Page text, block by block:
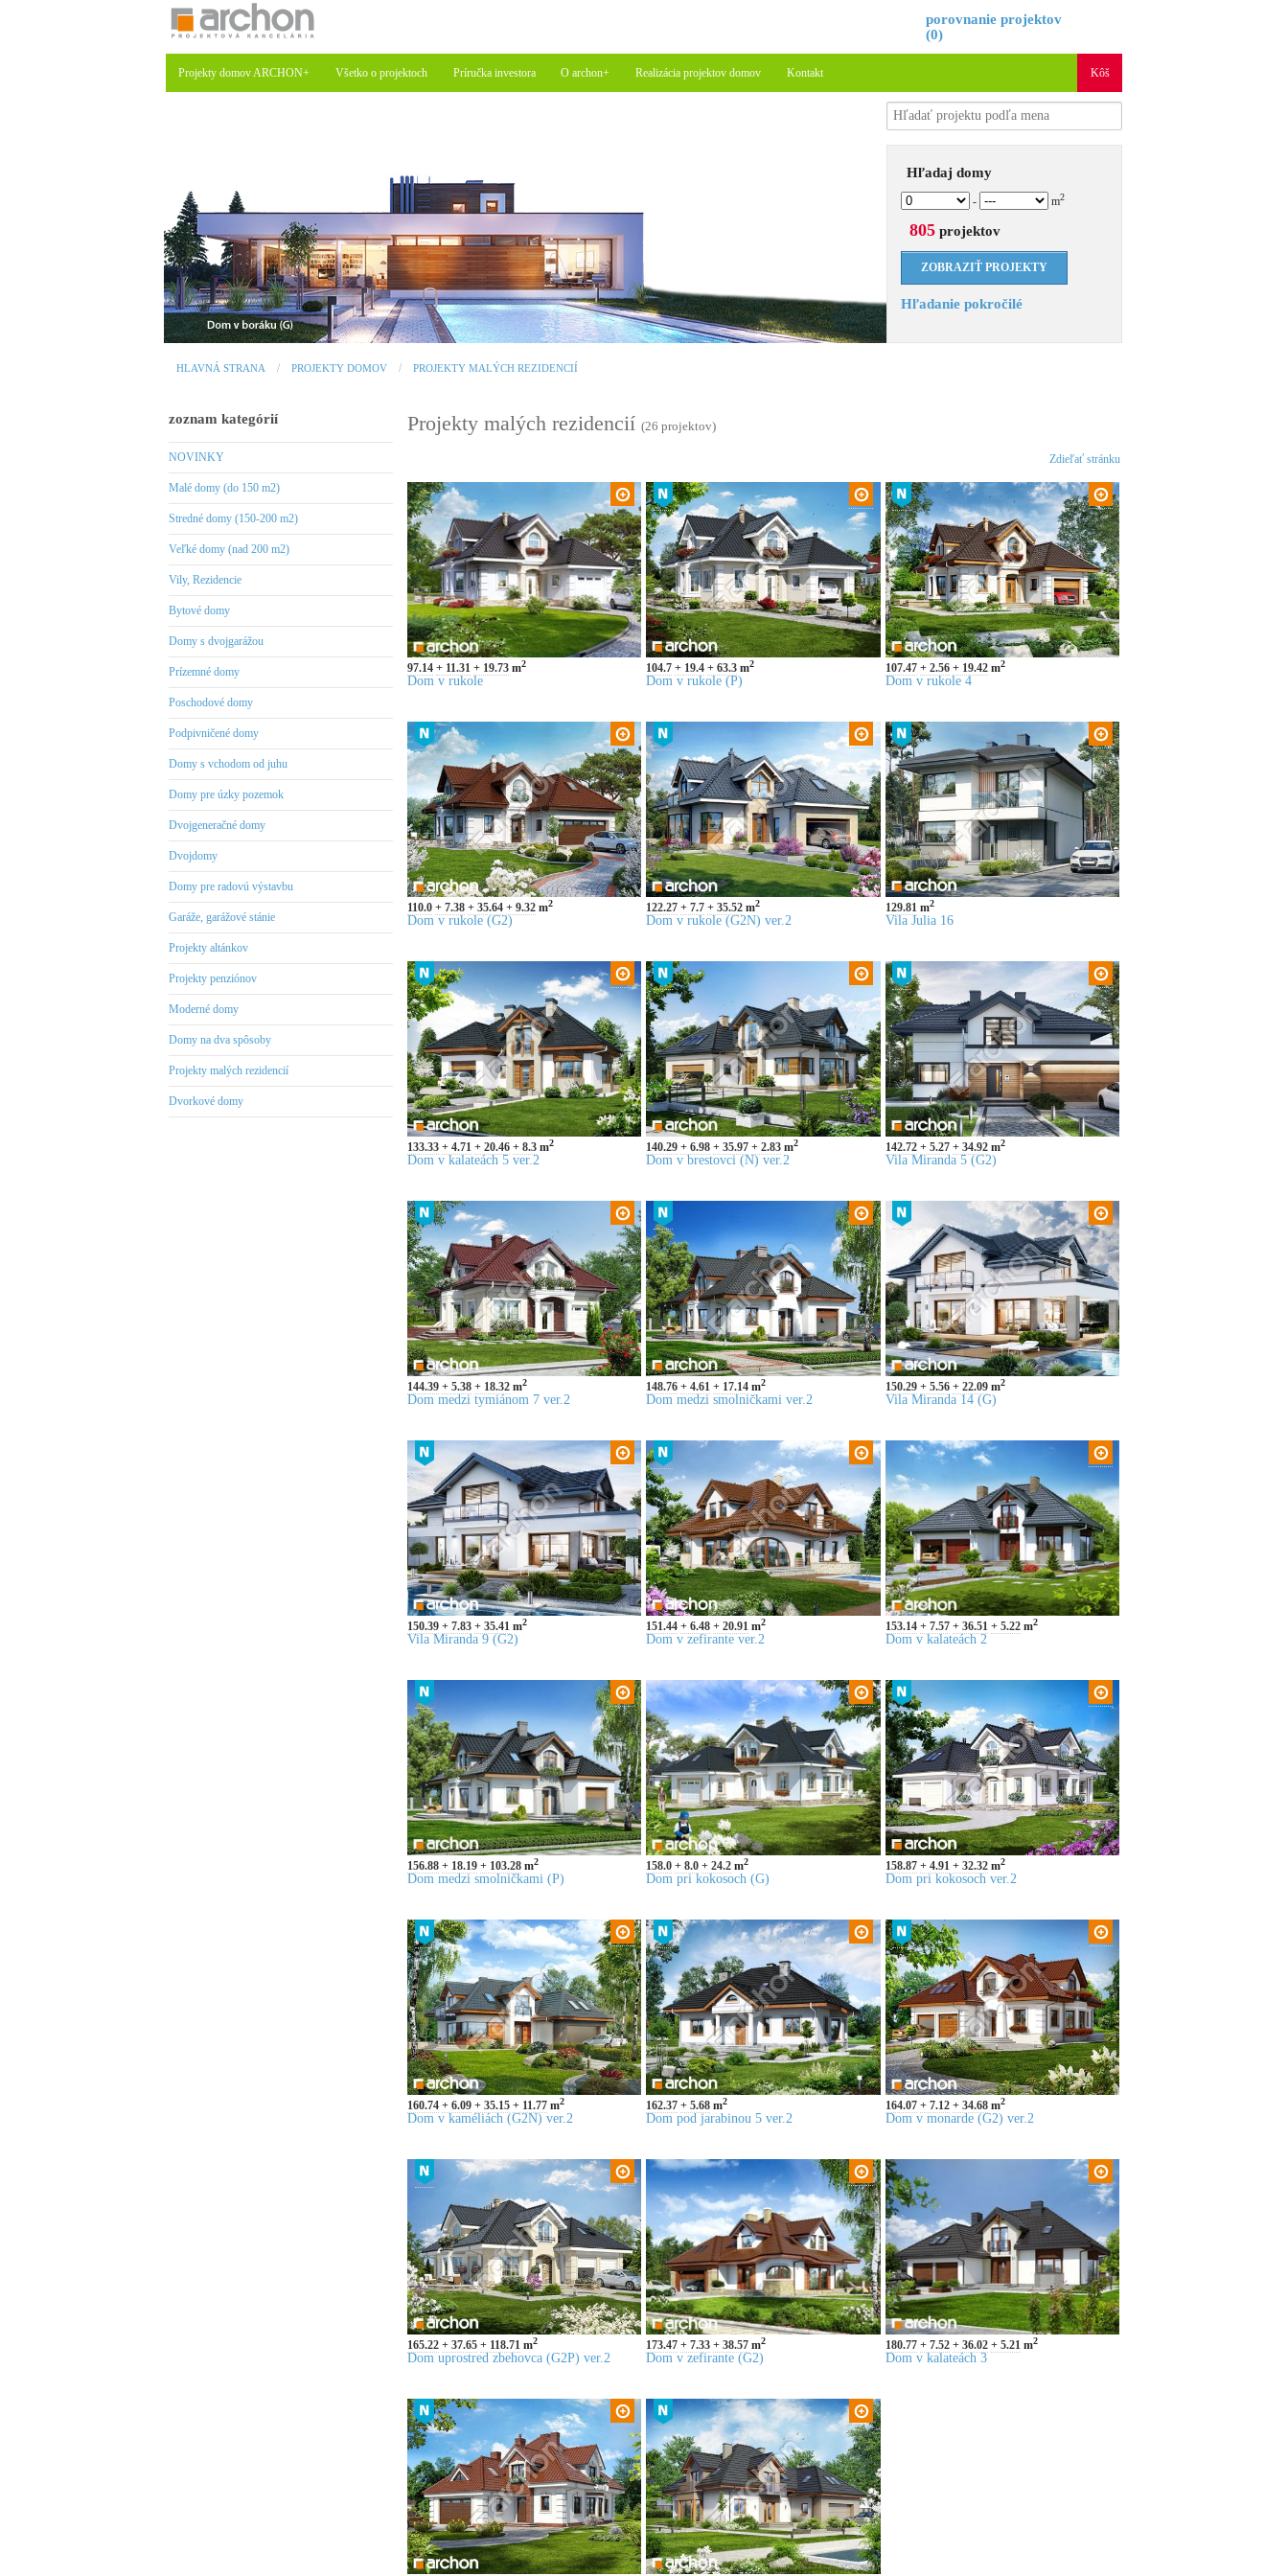
porovnanie projektov
(0)
Projekty domov ARCHON+ Všetko o projektoch Príručka investora O archon+ Realizácia projektov domov Kontakt Kôš
Hľadaj domy
- m2
805projektov
Hľadanie pokročilé
HLAVNÁ STRANA PROJEKTY DOMOV PROJEKTY MALÝCH REZIDENCIÍ
zoznam kategórií
NOVINKY
Malé domy (do 150 m2)
Stredné domy (150-200 m2)
Veľké domy (nad 200 m2)
Vily, Rezidencie
Bytové domy
Domy s dvojgarážou
Prízemné domy
Poschodové domy
Podpivničené domy
Domy s vchodom od juhu
Domy pre úzky pozemok
Dvojgeneračné domy
Dvojdomy
Domy pre radovú výstavbu
Garáže, garážové stánie
Projekty altánkov
Projekty penziónov
Moderné domy
Domy na dva spôsoby
Projekty malých rezidencií
Dvorkové domy
Projekty malých rezidencií (26 projektov)
Zdieľať stránku
97.14 11.31 19.73 m2
Dom v rukole
104.7 19.4 63.3 m2
Dom v rukole (P)
107.47 2.56 19.42m2
Dom v rukole 4
110.0 7.38 35.64 9.32 m2
Dom v rukole (G2)
122.27 7.7 35.52 m2
Dom v rukole (G2N) ver.2
129.81m2
Vila Julia 16
133.33 4.71 20.46 8.3 m2
Dom v kalateách 5 ver.2
140.29 6.98 35.97 2.83 m2
Dom v brestovci (N) ver.2
142.72 5.27 34.92m2
Vila Miranda 5 (G2)
144.39 5.38 18.32 m2
Dom medzi tymiánom 7 ver.2
148.76 4.61 17.14 m2
Dom medzi smolničkami ver.2
150.29 5.56 22.09m2
Vila Miranda 14 (G)
150.39 7.83 35.41 m2
Vila Miranda 9 (G2)
151.44 6.48 20.91 m2
Dom v zefirante ver.2
153.14 7.57 36.51 5.22m2
Dom v kalateách 2
156.88 18.19 103.28 m2
Dom medzi smolničkami (P)
158.0 8.0 24.2 m2
Dom pri kokosoch (G)
158.87 4.91 32.32m2
Dom pri kokosoch ver.2
160.74 6.09 35.15 11.77 m2
Dom v kaméliách (G2N) ver.2
162.37 5.68 m2
Dom pod jarabinou 5 ver.2
164.07 7.12 34.68m2
Dom v monarde (G2) ver.2
165.22 37.65 118.71 m2
Dom uprostred zbehovca (G2P) ver.2
173.47 7.33 38.57 m2
Dom v zefirante (G2)
180.77 7.52 36.02 5.21m2
Dom v kalateách 3